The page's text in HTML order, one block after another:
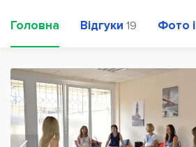
Головна Відгуки 19 Фото